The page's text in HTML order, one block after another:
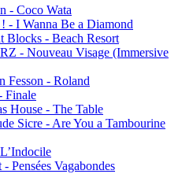
- Coco Wata
- I Wanna Be a Diamond
Blocks - Beach Resort
- Nouveau Visage (Immersive
Fesson - Roland
Finale
House - The Table
Sicre - Are You a Tambourine
Pensées Vagabondes